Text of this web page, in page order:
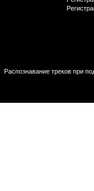
Распознавание треков при